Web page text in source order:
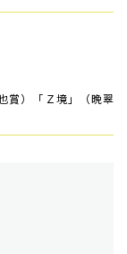
賞）「Ｚ境」（晩翠